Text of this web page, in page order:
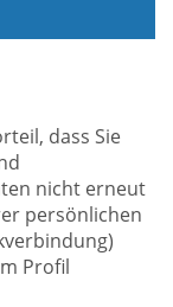
dass Sie
nicht erneut
persönlichen
Profil